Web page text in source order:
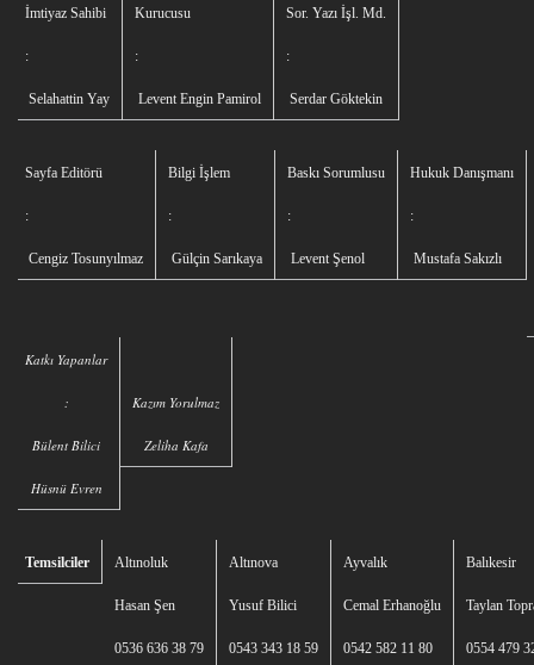
İmtiyaz Sahibi
:
Selahattin Yay
Kurucusu
:
Levent Engin Pamirol
Sor. Yazı İşl. Md.
:
Serdar Göktekin
Sayfa Editörü
:
Cengiz Tosunyılmaz
Bilgi İşlem
:
Gülçin Sarıkaya
Baskı Sorumlusu
:
Levent Şenol
Hukuk Danışmanı
:
Mustafa Sakızlı
Katkı Yapanlar
:
Bülent Bilici
Hüsnü Evren
Kazım Yorulmaz
Zeliha Kafa
Temsilciler Altınoluk
Hasan Şen
0536 636 38 79
Altınova
Yusuf Bilici
0543 343 18 59
Ayvalık
Cemal Erhanoğlu
0542 582 11 80
Balıkesir
Taylan
0554 479